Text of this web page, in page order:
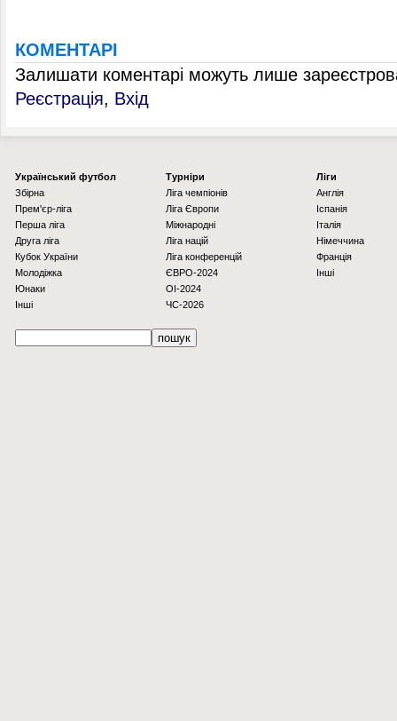
КОМЕНТАРІ
Залишати коментарі можуть лише
Реєстрація, Вхід
Українcький футбол
Збірна
Прем'єр-ліга
Перша ліга
Друга ліга
Кубок України
Молодіжка
Юнаки
Інші
Турніри
Ліга чемпіонів
Ліга Європи
Міжнародні
Ліга націй
Ліга конференцій
ЄВРО-2024
OI-2024
ЧС-2026
Ліги
Англія
Іспанія
Італія
Німеччина
Франція
Інші